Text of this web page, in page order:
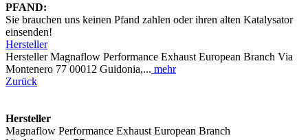
PFAND:
Sie brauchen uns keinen Pfand zahlen oder ihren alten Katalysator
einsenden!
Hersteller
Hersteller Magnaflow Performance Exhaust European Branch Via
Montenero 77 00012 Guidonia,... mehr
Zurück
Hersteller
Magnaflow Performance Exhaust European Branch